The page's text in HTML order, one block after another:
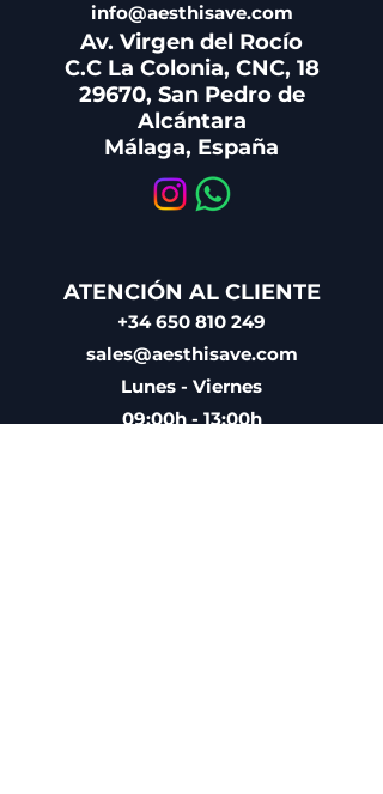
info@aesthisave.com
Av. Virgen del Rocío
C.C La Colonia, CNC, 18
29670, San Pedro de
Alcántara
Málaga, España
ATENCIÓN AL CLIENTE
+34 650 810 249
sales@aesthisave.com
Lunes - Viernes
09:00h - 13:00h